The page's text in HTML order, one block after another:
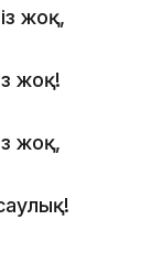
жоқ,
жоқ!
жоқ,